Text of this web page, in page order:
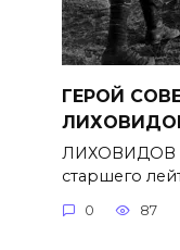
ГЕРОЙ
ЛИХОВИДОВ
старшего
0 87